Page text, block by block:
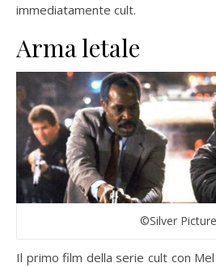
immediatamente cult.
Arma letale
©Silver
Il primo film della serie cult con